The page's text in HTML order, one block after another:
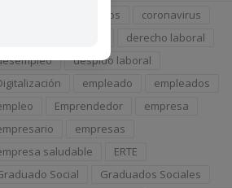
Consejos
coronavirus
derecho laboral
despido laboral
empleado
empleados
Emprendedor
empresa
empresas
saludable
ERTE
Social
Graduados Sociales